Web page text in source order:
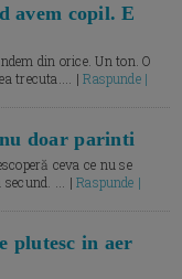
avem copil. E
din orice. Un ton. O
trecuta.... |Raspunde |
doar parinti
ceva ce nu se
secund. ... |Raspunde |
plutesc in aer